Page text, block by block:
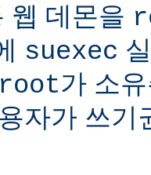
웹 데몬을
suexec
root가 소
자가 쓰기